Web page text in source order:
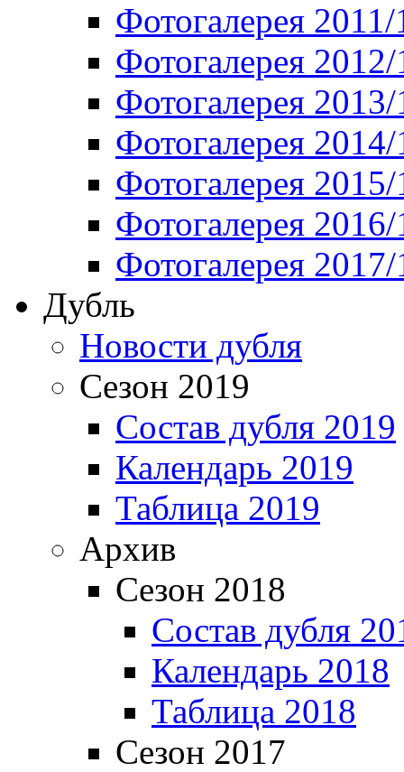
Фотогалерея 2011/
Фотогалерея
Фотогалерея
Фотогалерея
Фотогалерея
Фотогалерея
Фотогалерея
Дубль
Новости дубля
Сезон 2019
Состав дубля 2019
Календарь 2019
Таблица 2019
Архив
Сезон 2018
Состав дубля
Календарь 2018
Таблица 2018
Сезон 2017